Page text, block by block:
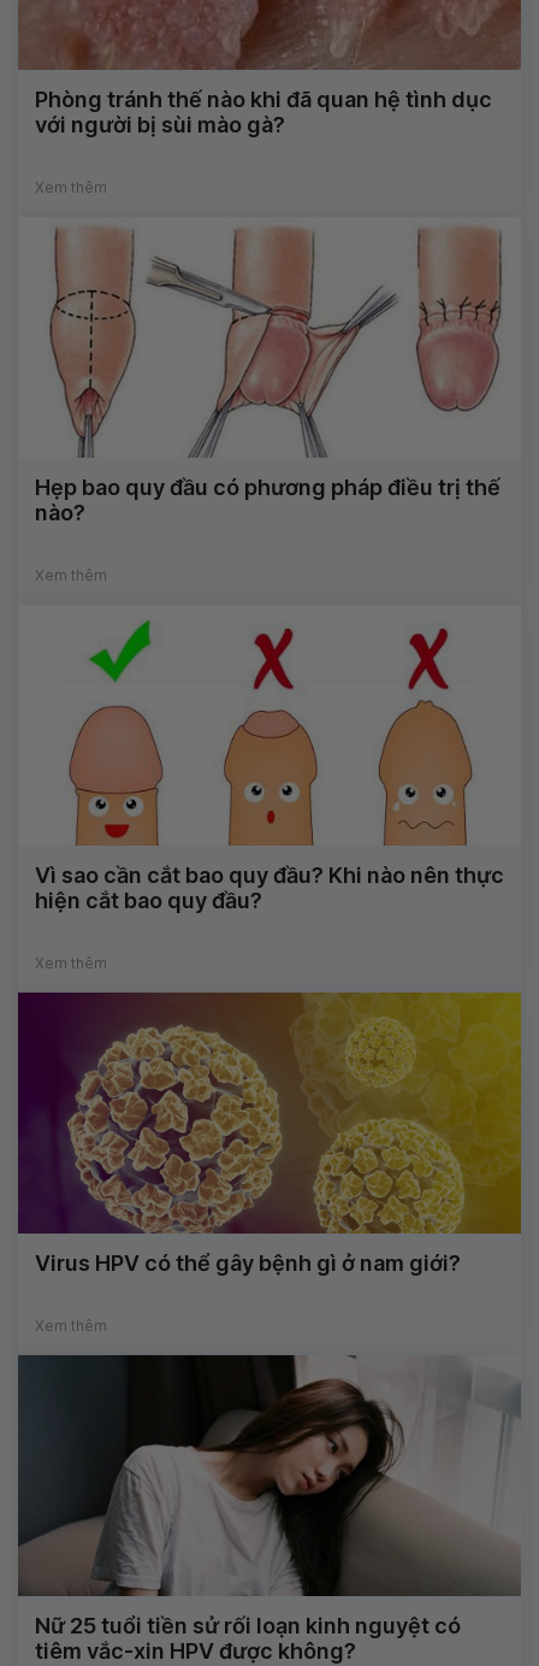
Phòng tránh thế nào khi đã quan hệ tình dục
với người bị sùi mào gà?
Xem thêm
Hẹp bao quy đầu có phương pháp điều trị thế
nào?
Xem thêm
Vì sao cần cắt bao quy đầu? Khi nào nên thực
hiện cắt bao quy đầu?
Xem thêm
Virus HPV có thể gây bệnh gì ở nam giới?
Xem thêm
Nữ 25 tuổi tiền sử rối loạn kinh nguyệt có
tiêm vắc-xin HPV được không?